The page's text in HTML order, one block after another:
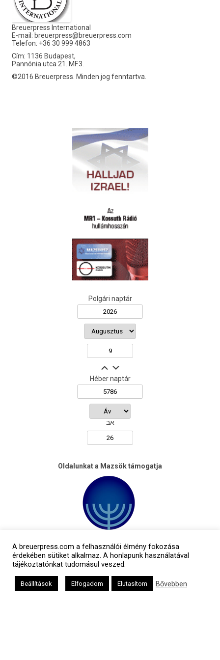
Breuerpress International
E-mail: breuerpress@breuerpress.com
Telefon: +36 30 999 4863
Cím: 1136 Budapest,
Pannónia utca 21. MF.3.
©2016 Breuerpress. Minden jog fenntartva.
Polgári naptár
Héber naptár
אב
Oldalunkat a Mazsök támogatja
A breuerpress.com a felhasználói élmény fokozása
érdekében sütiket alkalmaz. A honlapunk használatával
tájékoztatónkat tudomásul veszed.
Beállítások Elfogadom Elutasítom Bővebben